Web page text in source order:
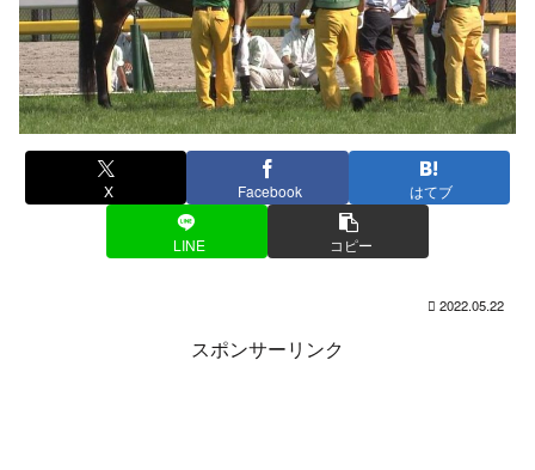
X Facebook はてブ
LINE コピー
2022.05.22
スポンサーリンク